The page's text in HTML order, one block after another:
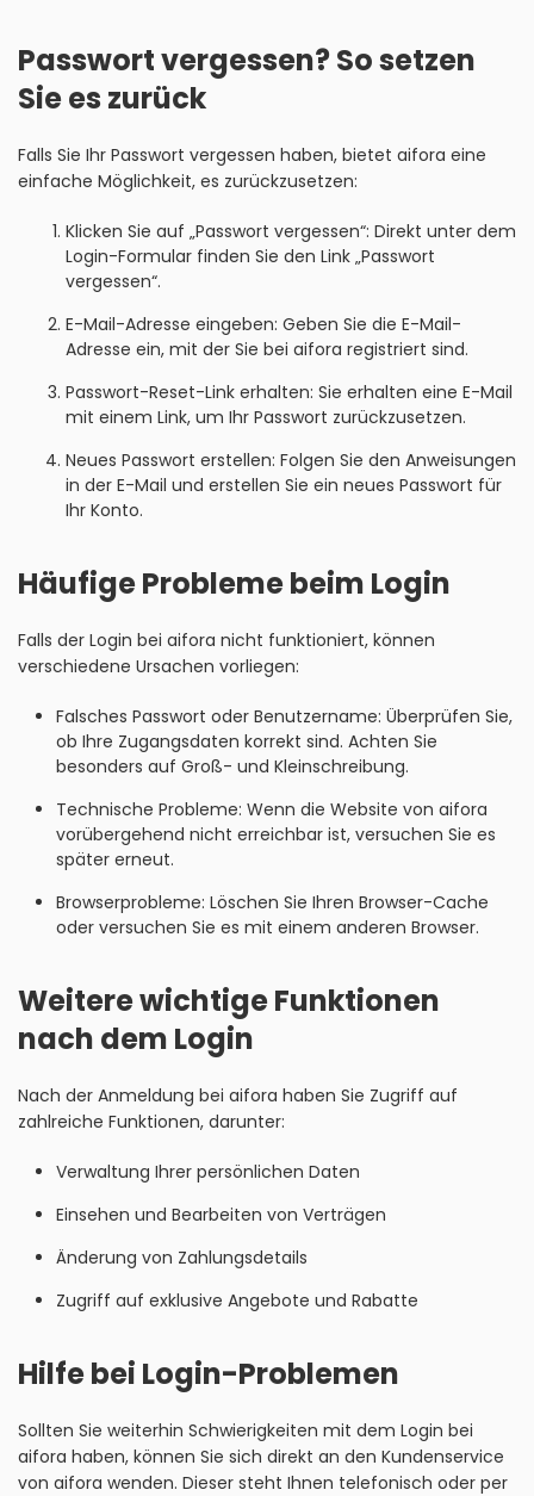
Passwort vergessen? So setzen
Sie es zurück
Falls Sie Ihr Passwort vergessen haben, bietet aifora eine
einfache Möglichkeit, es zurückzusetzen:
Klicken Sie auf „Passwort vergessen“: Direkt unter dem
Login-Formular finden Sie den Link „Passwort
vergessen“.
E-Mail-Adresse eingeben: Geben Sie die E-Mail-
Adresse ein, mit der Sie bei aifora registriert sind.
Passwort-Reset-Link erhalten: Sie erhalten eine E-Mail
mit einem Link, um Ihr Passwort zurückzusetzen.
Neues Passwort erstellen: Folgen Sie den Anweisungen
in der E-Mail und erstellen Sie ein neues Passwort für
Ihr Konto.
Häufige Probleme beim Login
Falls der Login bei aifora nicht funktioniert, können
verschiedene Ursachen vorliegen:
Falsches Passwort oder Benutzername: Überprüfen Sie,
ob Ihre Zugangsdaten korrekt sind. Achten Sie
besonders auf Groß- und Kleinschreibung.
Technische Probleme: Wenn die Website von aifora
vorübergehend nicht erreichbar ist, versuchen Sie es
später erneut.
Browserprobleme: Löschen Sie Ihren Browser-Cache
oder versuchen Sie es mit einem anderen Browser.
Weitere wichtige Funktionen
nach dem Login
Nach der Anmeldung bei aifora haben Sie Zugriff auf
zahlreiche Funktionen, darunter:
Verwaltung Ihrer persönlichen Daten
Einsehen und Bearbeiten von Verträgen
Änderung von Zahlungsdetails
Zugriff auf exklusive Angebote und Rabatte
Hilfe bei Login-Problemen
Sollten Sie weiterhin Schwierigkeiten mit dem Login bei
aifora haben, können Sie sich direkt an den Kundenservice
von aifora wenden. Dieser steht Ihnen telefonisch oder per